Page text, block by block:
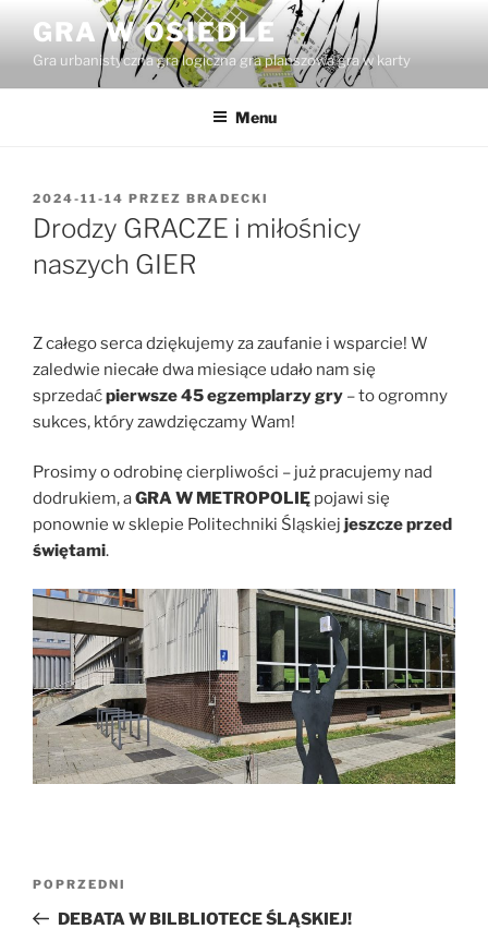
treści
GRA W OSIEDLE
Gra urbanistyczna gra logiczna gra planszowa gra w karty
Menu
OPUBLIKOWANE
W
2024-11-14 PRZEZ BRADECKI
Drodzy GRACZE i miłośnicy
naszych GIER
Z całego serca dziękujemy za zaufanie i wsparcie! W
zaledwie niecałe dwa miesiące udało nam się
sprzedaćpierwsze 45 egzemplarzy gry – to ogromny
sukces, który zawdzięczamy Wam!
Prosimy o odrobinę cierpliwości – już pracujemy nad
dodrukiem, aGRA W METROPOLIĘ pojawi się
ponownie w sklepie Politechniki Śląskiej jeszcze przed
świętami.
Poprzedni
wpis
POPRZEDNI
DEBATA W BILBLIOTECE ŚLĄSKIEJ!